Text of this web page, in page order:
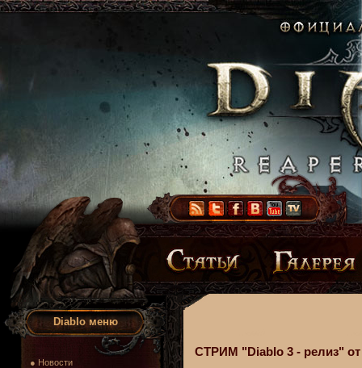
Diablo меню
● Новости
СТРИМ "Diablo 3 - релиз" от